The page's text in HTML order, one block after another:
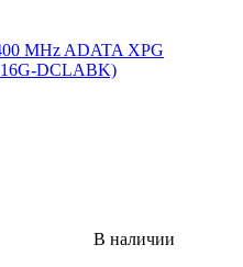
В наличии